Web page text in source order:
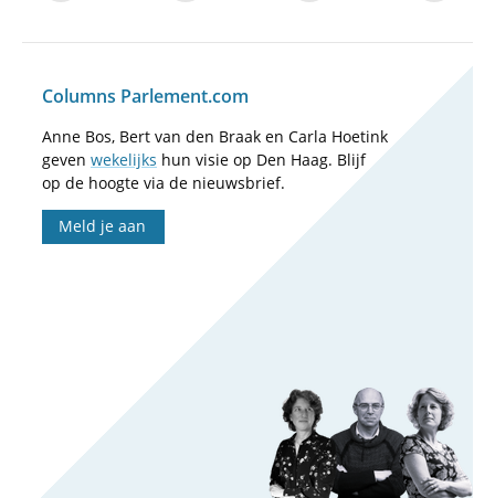
Columns Parlement.com
Anne Bos, Bert van den Braak en Carla Hoetink
geven wekelijks hun visie op Den Haag. Blijf
op de hoogte via de nieuwsbrief.
Meld je aan